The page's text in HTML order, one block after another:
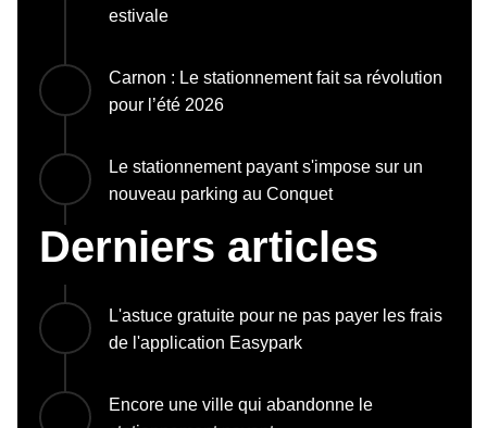
estivale
Carnon : Le stationnement fait sa révolution
pour l’été 2026
Le stationnement payant s'impose sur un
nouveau parking au Conquet
Derniers articles
L'astuce gratuite pour ne pas payer les frais
de l'application Easypark
Encore une ville qui abandonne le